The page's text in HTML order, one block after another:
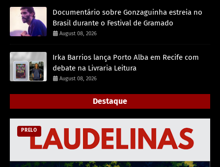
Documentário sobre Gonzaguinha estreia no
Brasil durante o Festival de Gramado
August 08, 2026
Irka Barrios lança Porto Alba em Recife com
debate na Livraria Leitura
August 08, 2026
Destaque
PRELO